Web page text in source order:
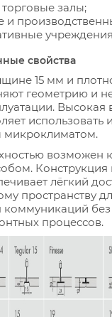
залы;
и
свойства
15 мм и
геометрию и
Высокая
использовать
микроклиматом.
возможен
Конструкция
лёгкий
пространству
коммуникаций
процессов.